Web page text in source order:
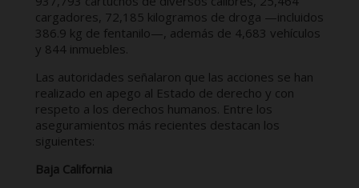
cargadores, 72,185 kilogramos de droga —incluidos
386.9 kg de fentanilo—, además de 4,683 vehículos
y 844 inmuebles.
Las autoridades señalaron que las acciones se han
realizado en apego al Estado de derecho y con
respeto a los derechos humanos. Entre los
aseguramientos más recientes destacan los
siguientes:
Baja California